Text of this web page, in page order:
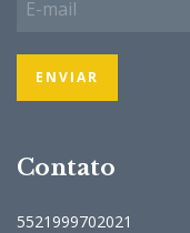
Contato
5521999702021